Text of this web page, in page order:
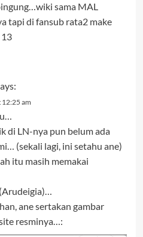
sama MAL
tapi di fansub rata2 make
am
di LN-nya pun belum ada
(sekali lagi, ini setahu ane)
itu masih memakai
ane sertakan gambar
resminya…: